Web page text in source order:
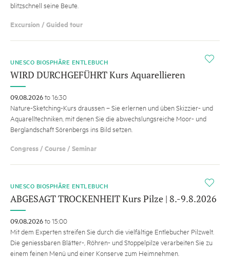
blitzschnell seine Beute.
Excursion / Guided tour
i
UNESCO BIOSPHÄRE ENTLEBUCH
WIRD DURCHGEFÜHRT Kurs Aquarellieren
09.08.2026to 16:30
Nature-Sketching-Kurs draussen – Sie erlernen und üben Skizzier- und
Aquarelltechniken, mit denen Sie die abwechslungsreiche Moor- und
Berglandschaft Sörenbergs ins Bild setzen.
Congress / Course / Seminar
i
UNESCO BIOSPHÄRE ENTLEBUCH
ABGESAGT TROCKENHEIT Kurs Pilze | 8.-9.8.2026
09.08.2026to 15:00
Mit dem Experten streifen Sie durch die vielfältige Entlebucher Pilzwelt.
Die geniessbaren Blätter-, Röhren- und Stoppelpilze verarbeiten Sie zu
einem feinen Menü und einer Konserve zum Heimnehmen.